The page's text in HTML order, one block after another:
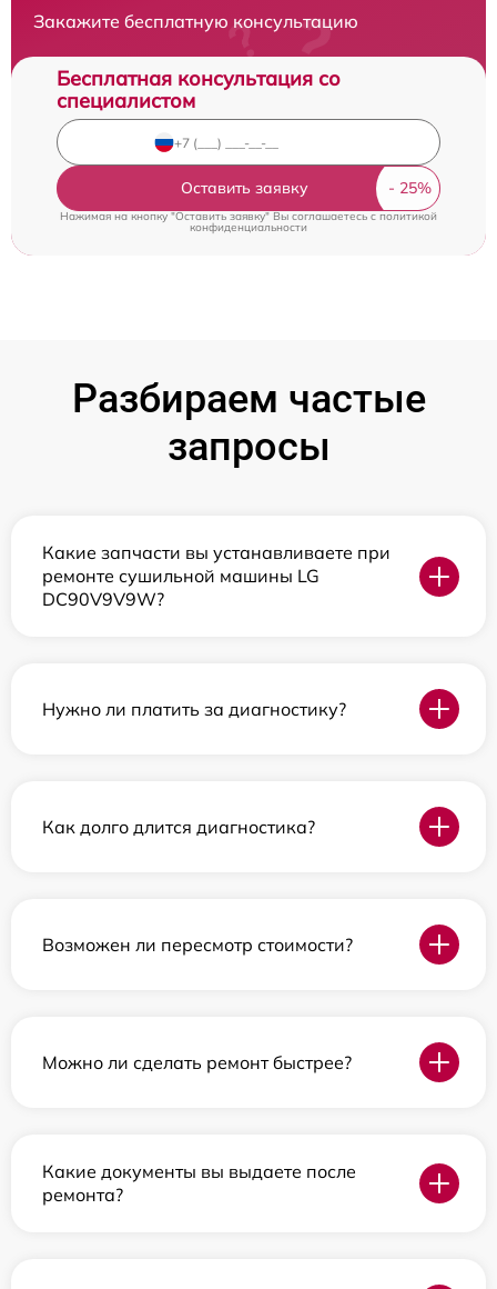
Закажите бесплатную консультацию
Бесплатная консультация со
специалистом
Оставить заявку
Нажимая на кнопку "Оставить заявку" Вы соглашаетесь cполитикой
конфиденциальности
Разбираем частые
запросы
Какие запчасти вы устанавливаете при
ремонте сушильной машины LG
DC90V9V9W?
Нужно ли платить за диагностику?
Как долго длится диагностика?
Возможен ли пересмотр стоимости?
Можно ли сделать ремонт быстрее?
Какие документы вы выдаете после
ремонта?